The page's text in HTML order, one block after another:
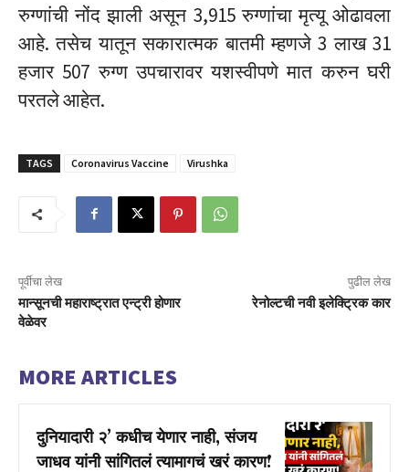
रुग्णांची नोंद झाली असून 3,915 रुग्णांचा मृत्यू ओढावला
आहे. तसेच यातून सकारात्मक बातमी म्हणजे 3 लाख 31
हजार 507 रुग्ण उपचारावर यशस्वीपणे मात करुन घरी
परतले आहेत.
TAGS Coronavirus Vaccine Virushka
पूर्वीचा लेख
मान्सूनची महाराष्ट्रात एन्ट्री होणार
वेळेवर
पुढील लेख
रेनोल्टची नवी इलेक्ट्रिक कार
MORE ARTICLES
दुनियादारी २’ कधीच येणार नाही, संजय
जाधव यांनी सांगितलं त्यामागचं खरं कारण!